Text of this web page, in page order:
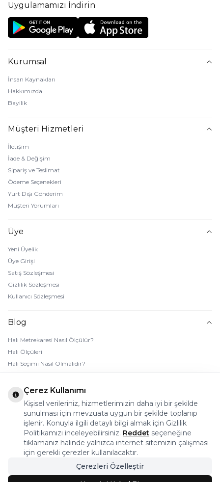
Uygulamamızı İndirin
Kurumsal
İnsan Kaynakları
Hakkımızda
Bayilik
Müşteri Hizmetleri
İletişim
İade & Değişim
Sipariş ve Teslimat
Ödeme Seçenekleri
Yurt Dışı Gönderim
Müşteri Yorumları
Üye
Yeni Üyelik
Üye Girişi
Satış Sözleşmesi
Gizlilik Sözleşmesi
Kullanıcı Sözleşmesi
Blog
Halı Metrekaresi Nasıl Ölçülür?
Halı Ölçüleri
Halı Seçimi Nasıl Olmalıdır?
Halı Rengi Nasıl Seçilir?
Halı Temizliği Nasıl Yapılır?
Bebek Halı Temizliği Nasıl Yapılır?
7 Adımda Halı Lekesi Çıkarma
Halı Kaydırmaz Ped Nasıl Kullanılır?
© 2026 Halı Stores Her Hakkı Saklıdır, Kopyalanamaz.
Bu firma ETBİS’e kayıtlıdır.
Çerez Kullanımı
Kişisel verileriniz, hizmetlerimizin daha iyi bir şekilde
sunulması için mevzuata uygun bir şekilde toplanıp
işlenir. Konuyla ilgili detaylı bilgi almak için Gizlilik
Politikamızı inceleyebilirsiniz. Reddet seçeneğine
tıklamanız halinde yalnızca internet sitemizin çalışması
için gerekli çerezler kullanılacaktır.
Çerezleri Özelleştir